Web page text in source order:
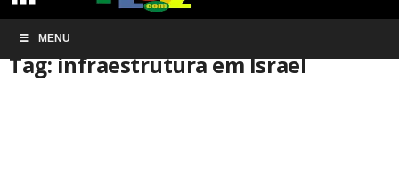
MENU
Início Tags
Tag: infraestrutura em Israel